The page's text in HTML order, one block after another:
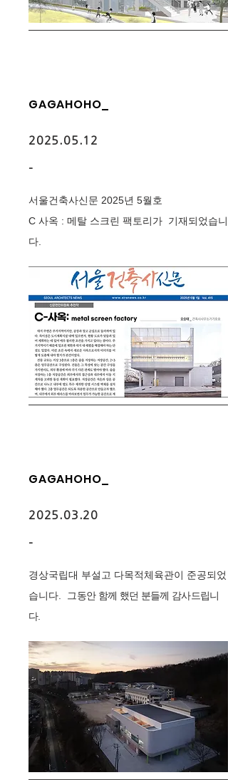
GAGAHOHO_
2025.05.12
-
서울건축사신문 2025년 5월호
C 사옥 : 메탈 스크린 팩토리가 기재되었습니
다.
GAGAHOHO_
2025.03.20
-
경상국립대 부설고 다목적체육관이 준공되었
습니다. 그동안 함께 했던 분들께 감사드립니
다.